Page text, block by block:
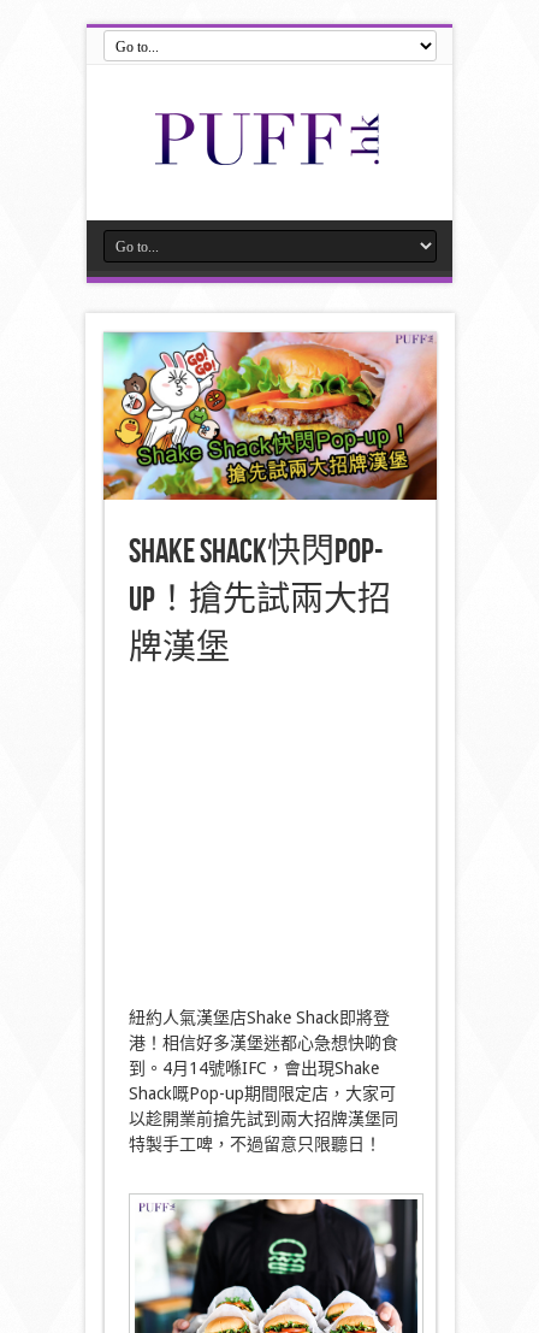
Shake Shack快閃Pop-
up！搶先試兩大招
牌漢堡
紐約人氣漢堡店Shake Shack即將登
港！相信好多漢堡迷都心急想快啲食
到。4月14號喺IFC，會出現Shake
Shack嘅Pop-up期間限定店，大家可
以趁開業前搶先試到兩大招牌漢堡同
特製手工啤，不過留意只限聽日！